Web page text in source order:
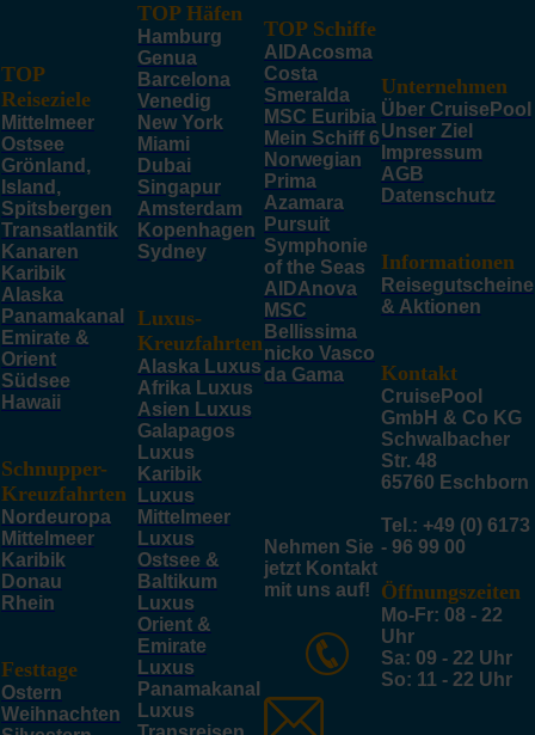
TOP
Reiseziele
Mittelmeer
Ostsee
Grönland,
Island,
Spitsbergen
Transatlantik
Kanaren
Karibik
Alaska
Panamakanal
Emirate &
Orient
Südsee
Hawaii
Schnupper-
Kreuzfahrten
Nordeuropa
Mittelmeer
Karibik
Donau
Rhein
Festtage
Ostern
Weihnachten
TOP Häfen
Hamburg
Genua
Barcelona
Venedig
New York
Miami
Dubai
Singapur
Amsterdam
Kopenhagen
Sydney
Luxus-
Kreuzfahrten
Alaska Luxus
Afrika Luxus
Asien Luxus
Galapagos
Luxus
Karibik
Luxus
Mittelmeer
Luxus
Ostsee &
Baltikum
Luxus
Orient &
Emirate
Luxus
Panamakanal
Luxus
TOP Schiffe
AIDAcosma
Costa
Smeralda
MSC Euribia
Mein Schiff 6
Norwegian
Prima
Azamara
Pursuit
Symphonie
of the Seas
AIDAnova
MSC
Bellissima
nicko Vasco
da Gama
Nehmen Sie
jetzt Kontakt
mit uns auf!
Unternehmen
Über CruisePool
Unser Ziel
Impressum
AGB
Datenschutz
Informationen
Reisegutscheine
& Aktionen
Kontakt
CruisePool
GmbH & Co KG
Schwalbacher
Str. 48
65760 Eschborn
Tel.: +49 (0) 6173
- 96 99 00
Öffnungszeiten
Mo-Fr: 08 - 22
Uhr
Sa: 09 - 22 Uhr
So: 11 - 22 Uhr